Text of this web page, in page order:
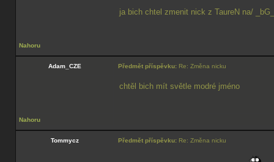
ja bich chtel zmenit nick z TaureN na/
Nahoru
Adam_CZE Předmět příspěvku: Re: Změna nicku
chtěl bich mít světle modré jméno
Nahoru
Tommycz Předmět příspěvku: Re: Změna nicku